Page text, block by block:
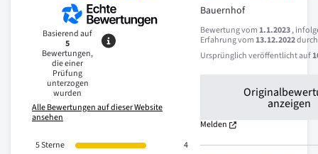
Basierend auf
5
Bewertungen,
die einer
Prüfung
unterzogen
wurden
Alle Bewertungen auf dieser Website
ansehen
5Sterne
4
Bauernhof
Bewertung vom1.1.2023,
Erfahrung vom13.12.2022
Ursprünglich veröffentlicht auf
anzeigen
Melden